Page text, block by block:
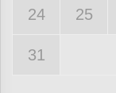
24 25
31